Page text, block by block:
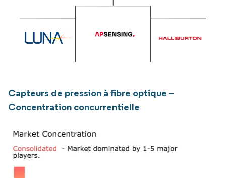
Capteurs de pression à fibre optique –
Concentration concurrentielle